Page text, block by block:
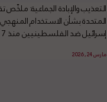
التعذيب والإبادة الجماعية: ملخّص
المتحدة بشأن الاستخدام
إسرائيل ضد الفلسطينيين منذ 7 أكتوبر 2023
مارس 24, 2026